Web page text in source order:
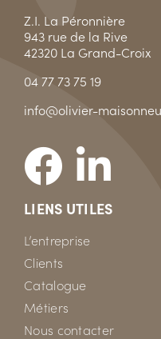
Z.I. La Péronnière
943 rue de la Rive
42320 La Grand-Croix
04 77 73 75 19
info@olivier-
LIENS UTILES
L’entreprise
Clients
Catalogue
Métiers
Nous contacter